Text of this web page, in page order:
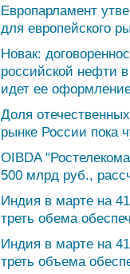
Европарламент
для европейского
Новак:
российской нефти
идет ее
Доля
рынке России пока
OIBDA
500 млрд руб.,
Индия в марте на
треть обема
Индия в марте на
треть объема